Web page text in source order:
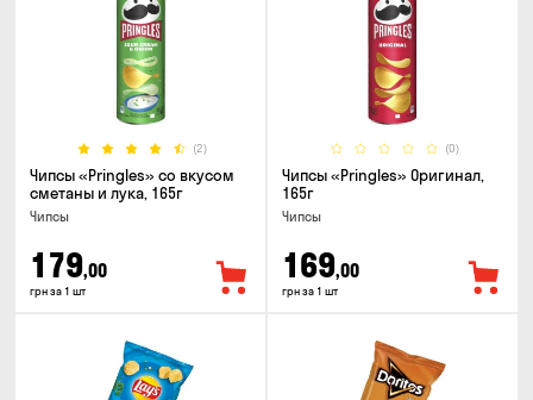
(2)
Чипсы «Pringles» со вкусом
сметаны и лука, 165г
Чипсы
179,00
грн за 1 шт
(0)
Чипсы «Pringles» Оригинал,
165г
Чипсы
169,00
грн за 1 шт